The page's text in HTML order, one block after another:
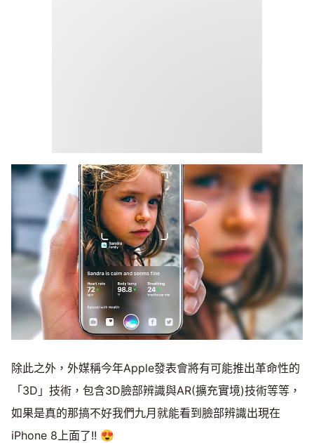
除此之外，外媒稱今年Apple發表會將有可能推出革命性的
「3D」技術，包含3D臉部辨識與AR(擴充實境)技術等等，
如果是真的那搞不好我們九月就能看到臉部辨識出現在
iPhone 8上面了!! 😍